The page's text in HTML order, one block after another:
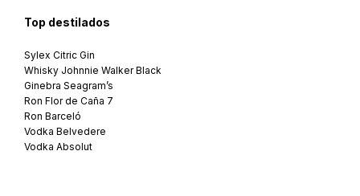
Top destilados
Sylex Citric Gin
Whisky Johnnie Walker Black
Ginebra Seagram’s
Ron Flor de Caña 7
Ron Barceló
Vodka Belvedere
Vodka Absolut